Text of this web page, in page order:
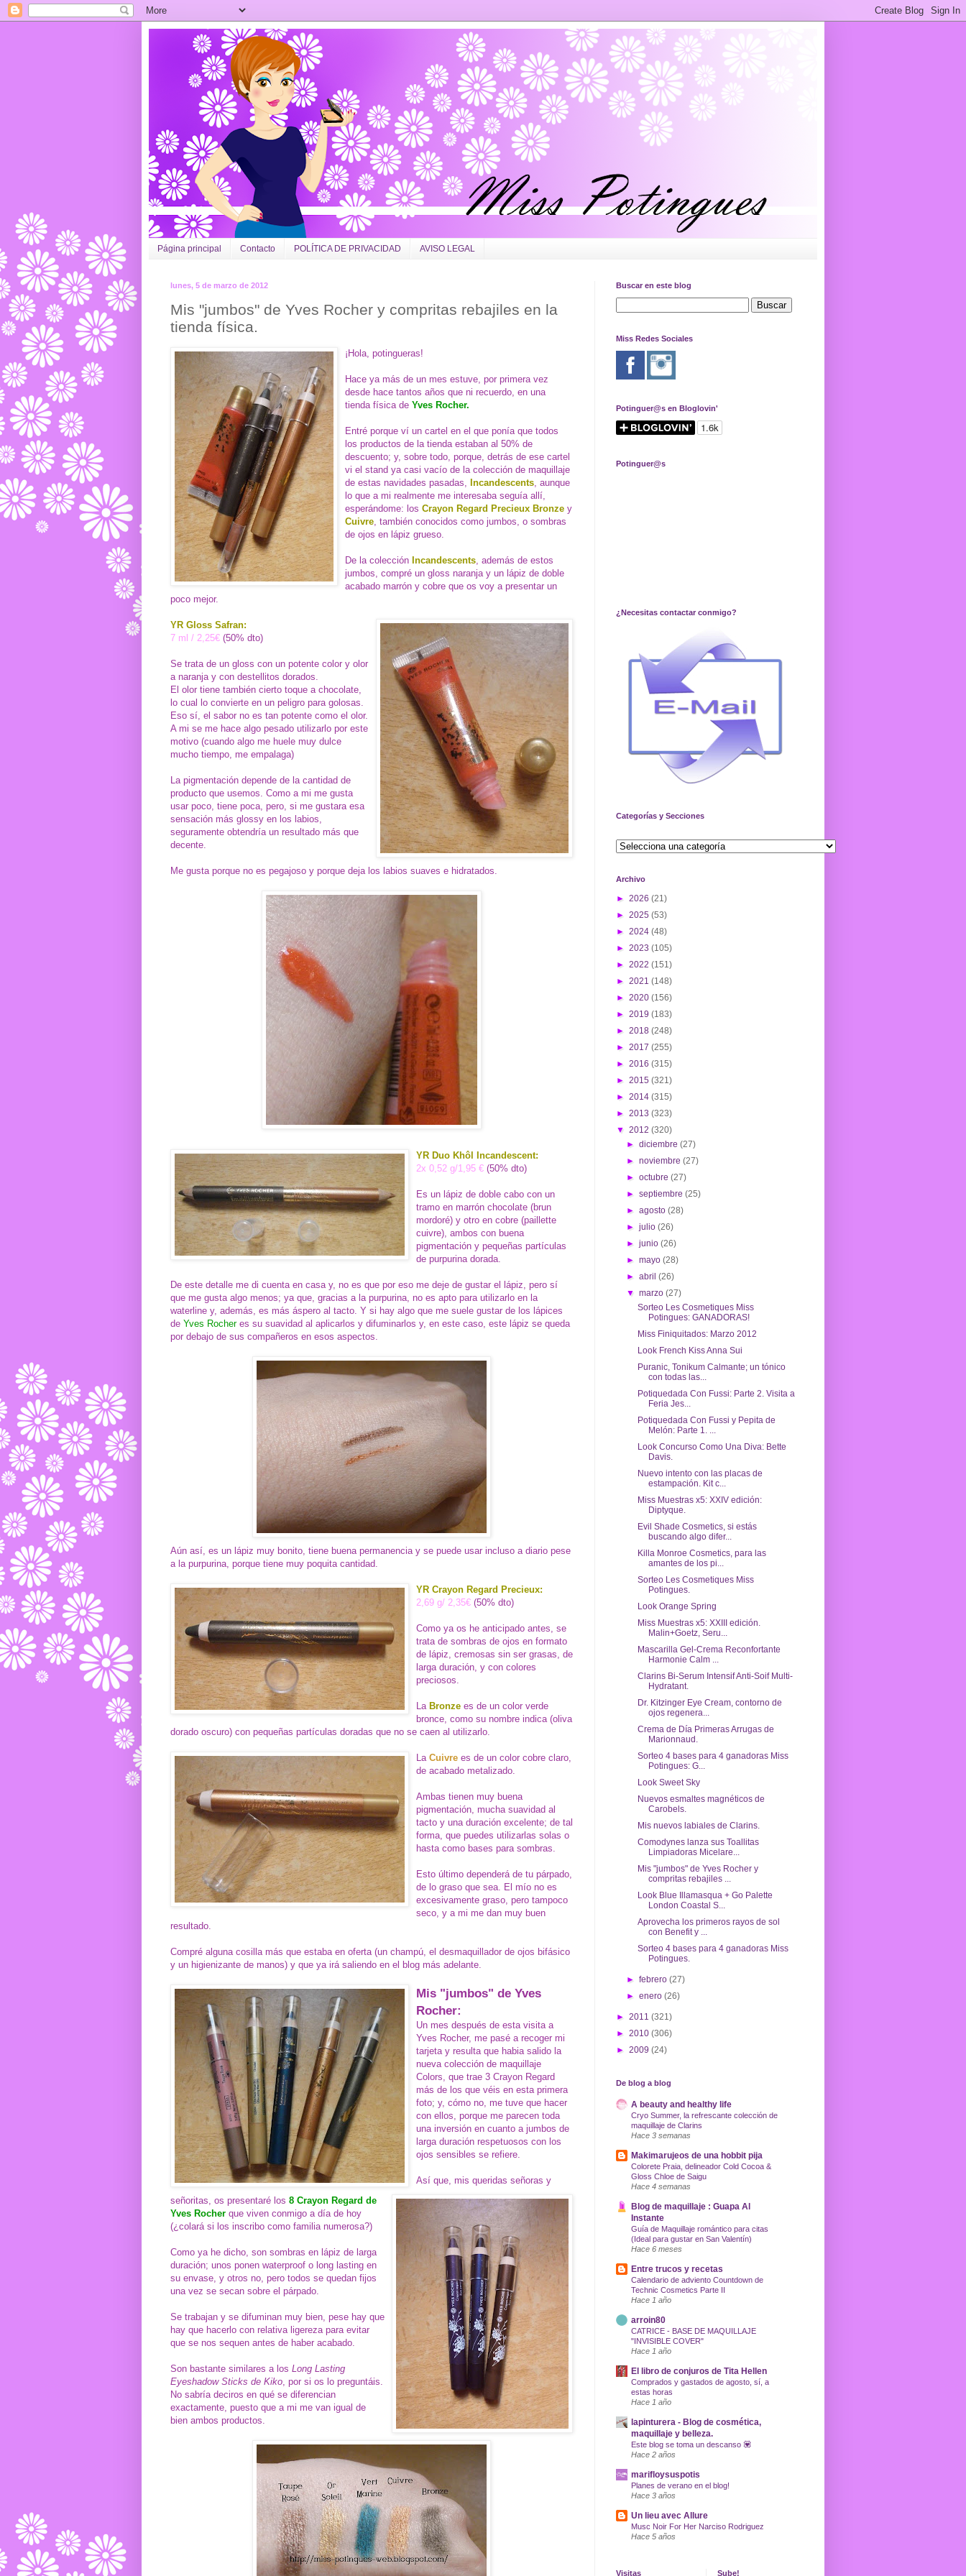
Página principal Contacto POLÍTICA DE PRIVACIDAD AVISO LEGAL
lunes, 5 de marzo de 2012
Mis "jumbos" de Yves Rocher y compritas rebajiles en la
tienda física.
¡Hola, potingueras!
Hace ya más de un mes estuve, por primera vez
desde hace tantos años que ni recuerdo, en una
tienda física de Yves Rocher.
Entré porque ví un cartel en el que ponía que todos
los productos de la tienda estaban al 50% de
descuento; y, sobre todo, porque, detrás de ese cartel
vi el stand ya casi vacío de la colección de maquillaje
de estas navidades pasadas, Incandescents, aunque
lo que a mi realmente me interesaba seguía allí,
esperándome: los Crayon Regard Precieux Bronze y
Cuivre, también conocidos como jumbos, o sombras
de ojos en lápiz grueso.
De la colección Incandescents, además de estos
jumbos, compré un gloss naranja y un lápiz de doble
acabado marrón y cobre que os voy a presentar un
poco mejor.
YR Gloss Safran:
7 ml / 2,25€ (50% dto)
Se trata de un gloss con un potente color y olor
a naranja y con destellitos dorados.
El olor tiene también cierto toque a chocolate,
lo cual lo convierte en un peligro para golosas.
Eso sí, el sabor no es tan potente como el olor.
A mi se me hace algo pesado utilizarlo por este
motivo (cuando algo me huele muy dulce
mucho tiempo, me empalaga)
La pigmentación depende de la cantidad de
producto que usemos. Como a mi me gusta
usar poco, tiene poca, pero, si me gustara esa
sensación más glossy en los labios,
seguramente obtendría un resultado más que
decente.
Me gusta porque no es pegajoso y porque deja los labios suaves e hidratados.
YR Duo Khôl Incandescent:
2x 0,52 g/1,95 € (50% dto)
Es un lápiz de doble cabo con un
tramo en marrón chocolate (brun
mordoré) y otro en cobre (paillette
cuivre), ambos con buena
pigmentación y pequeñas partículas
de purpurina dorada.
De este detalle me di cuenta en casa y, no es que por eso me deje de gustar el lápiz, pero sí
que me gusta algo menos; ya que, gracias a la purpurina, no es apto para utilizarlo en la
waterline y, además, es más áspero al tacto. Y si hay algo que me suele gustar de los lápices
de Yves Rocheres su suavidad al aplicarlos y difuminarlos y, en este caso, este lápiz se queda
por debajo de sus compañeros en esos aspectos.
Aún así, es un lápiz muy bonito, tiene buena permanencia y se puede usar incluso a diario pese
a la purpurina, porque tiene muy poquita cantidad.
YR Crayon Regard Precieux:
2,69 g/ 2,35€ (50% dto)
Como ya os he anticipado antes, se
trata de sombras de ojos en formato
de lápiz, cremosas sin ser grasas, de
larga duración, y con colores
preciosos.
La Bronze es de un color verde
bronce, como su nombre indica (oliva
dorado oscuro) con pequeñas partículas doradas que no se caen al utilizarlo.
La Cuivre es de un color cobre claro,
de acabado metalizado.
Ambas tienen muy buena
pigmentación, mucha suavidad al
tacto y una duración excelente; de tal
forma, que puedes utilizarlas solas o
hasta como bases para sombras.
Esto último dependerá de tu párpado,
de lo graso que sea. El mío no es
excesivamente graso, pero tampoco
seco, y a mi me dan muy buen
resultado.
Compré alguna cosilla más que estaba en oferta (un champú, el desmaquillador de ojos bifásico
y un higienizante de manos) y que ya irá saliendo en el blog más adelante.
Mis "jumbos" de Yves
Rocher:
Un mes después de esta visita a
Yves Rocher, me pasé a recoger mi
tarjeta y resulta que habia salido la
nueva colección de maquillaje
Colors, que trae 3 Crayon Regard
más de los que véis en esta primera
foto; y, cómo no, me tuve que hacer
con ellos, porque me parecen toda
una inversión en cuanto a jumbos de
larga duración respetuosos con los
ojos sensibles se refiere.
Así que, mis queridas señoras y
señoritas, os presentaré los 8 Crayon Regard de
Yves Rocher que viven conmigo a día de hoy
(¿colará si los inscribo como familia numerosa?)
Como ya he dicho, son sombras en lápiz de larga
duración; unos ponen waterproof o long lasting en
su envase, y otros no, pero todos se quedan fijos
una vez se secan sobre el párpado.
Se trabajan y se difuminan muy bien, pese hay que
hay que hacerlo con relativa ligereza para evitar
que se nos sequen antes de haber acabado.
Son bastante similares a los Long Lasting
Eyeshadow Sticks de Kiko, por si os lo preguntáis.
No sabría deciros en qué se diferencian
exactamente, puesto que a mi me van igual de
bien ambos productos.
Buscar en este blog
Miss Redes Sociales
Potinguer@s en Bloglovin'
Potinguer@s
¿Necesitas contactar conmigo?
Categorías y Secciones
Archivo
► 2026 (21)
► 2025 (53)
► 2024 (48)
► 2023 (105)
► 2022 (151)
► 2021 (148)
► 2020 (156)
► 2019 (183)
► 2018 (248)
► 2017 (255)
► 2016 (315)
► 2015 (321)
► 2014 (315)
► 2013 (323)
▼ 2012 (320)
►diciembre(27)
►noviembre(27)
►octubre(27)
►septiembre(25)
►agosto(28)
►julio(26)
►junio(26)
►mayo(28)
►abril(26)
▼marzo(27)
Sorteo Les Cosmetiques Miss
Potingues: GANADORAS!
Miss Finiquitados: Marzo 2012
Look French Kiss Anna Sui
Puranic, Tonikum Calmante; un tónico
con todas las...
Potiquedada Con Fussi: Parte 2. Visita a
Feria Jes...
Potiquedada Con Fussi y Pepita de
Melón: Parte 1. ...
Look Concurso Como Una Diva: Bette
Davis.
Nuevo intento con las placas de
estampación. Kit c...
Miss Muestras x5: XXIV edición:
Diptyque.
Evil Shade Cosmetics, si estás
buscando algo difer...
Killa Monroe Cosmetics, para las
amantes de los pi...
Sorteo Les Cosmetiques Miss
Potingues.
Look Orange Spring
Miss Muestras x5: XXIII edición.
Malin+Goetz, Seru...
Mascarilla Gel-Crema Reconfortante
Harmonie Calm ...
Clarins Bi-Serum Intensif Anti-Soif Multi-
Hydratant.
Dr. Kitzinger Eye Cream, contorno de
ojos regenera...
Crema de Día Primeras Arrugas de
Marionnaud.
Sorteo 4 bases para 4 ganadoras Miss
Potingues: G...
Look Sweet Sky
Nuevos esmaltes magnéticos de
Carobels.
Mis nuevos labiales de Clarins.
Comodynes lanza sus Toallitas
Limpiadoras Micelare...
Mis "jumbos" de Yves Rocher y
compritas rebajiles ...
Look Blue Illamasqua + Go Palette
London Coastal S...
Aprovecha los primeros rayos de sol
con Benefit y ...
Sorteo 4 bases para 4 ganadoras Miss
Potingues.
►febrero(27)
►enero(26)
► 2011 (321)
► 2010 (306)
► 2009 (24)
De blog a blog
A beauty and healthy life
Cryo Summer, la refrescante colección de
maquillaje de Clarins
Hace 3 semanas
Makimarujeos de una hobbit pija
Colorete Praia, delineador Cold Cocoa &
Gloss Chloe de Saigu
Hace 4 semanas
Blog de maquillaje : Guapa Al
Instante
Guía de Maquillaje romántico para citas
(Ideal para gustar en San Valentín)
Hace 6 meses
Entre trucos y recetas
Calendario de adviento Countdown de
Technic Cosmetics Parte II
Hace 1 año
arroin80
CATRICE - BASE DE MAQUILLAJE
"INVISIBLE COVER"
Hace 1 año
El libro de conjuros de Tita Hellen
Comprados y gastados de agosto, sí, a
estas horas
Hace 1 año
lapinturera - Blog de cosmética,
maquillaje y belleza.
Este blog se toma un descanso 💟
Hace 2 años
marifloysuspotis
Planes de verano en el blog!
Hace 3 años
Un lieu avec Allure
Musc Noir For Her Narciso Rodriguez
Hace 5 años
Visitas Sube!